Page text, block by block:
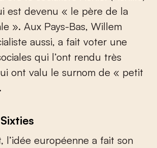
est devenu « le père de la
». Aux Pays-Bas, Willem
aussi, a fait voter une
qui l’ont rendu très
ont valu le surnom de « petit
l’idée européenne a fait son